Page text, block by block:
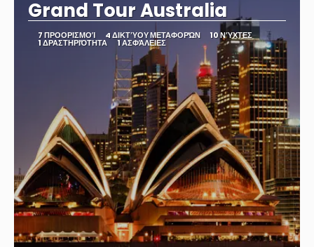
Grand Tour Australia
7 ΠΡΟΟΡΙΣΜΟΊ 4 ΔΙΚΤΎΟΥ ΜΕΤΑΦΟΡΏΝ 10 ΝΎΧΤΕΣ
1 ΔΡΑΣΤΗΡΙΌΤΗΤΑ 1 ΑΣΦΆΛΕΙΕΣ